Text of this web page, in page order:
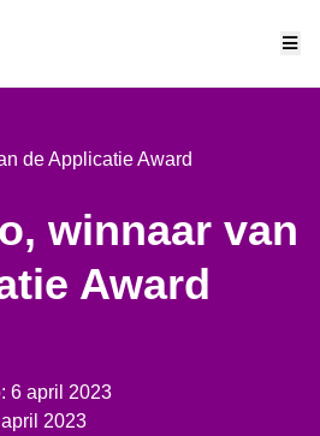
de Applicatie Award
winnaar van
Award
6 april 2023
2023